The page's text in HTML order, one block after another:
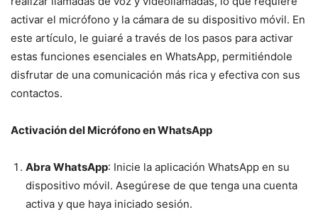
activar el micrófono y la cámara de su dispositivo móvil. En
este artículo, le guiaré a través de los pasos para activar
estas funciones esenciales en WhatsApp, permitiéndole
disfrutar de una comunicación más rica y efectiva con sus
contactos.
Activación del Micrófono en WhatsApp
Abra WhatsApp: Inicie la aplicación WhatsApp en su
dispositivo móvil. Asegúrese de que tenga una cuenta
activa y que haya iniciado sesión.